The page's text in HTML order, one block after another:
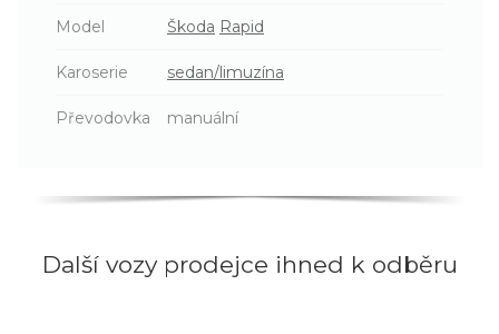
Model Škoda Rapid
Karoserie sedan/limuzína
Převodovka manuální
Další vozy prodejce ihned k odběru